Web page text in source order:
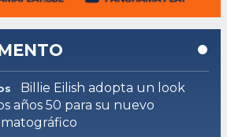
Billie Eilish adopta un look
años 50 para su nuevo